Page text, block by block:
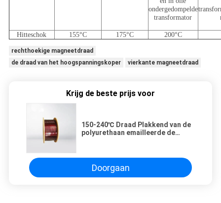
ondergedompelde
transformator
Hitteschok 155°C 175°C 200°C
rechthoekige magneetdraad
de draad van het hoogspanningskoper
vierkante magneetdraad
Krijg de beste prijs voor
150-240℃ Draad Plakkend van de
polyurethaan emailleerde de
Doorgaan